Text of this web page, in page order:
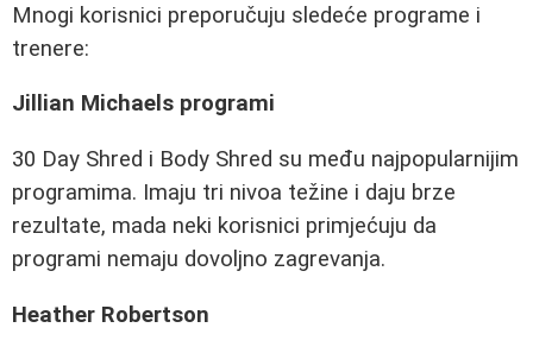
Mnogi korisnici preporučuju sledeće programe i
trenere:
Jillian Michaels programi
30 Day Shred i Body Shred su među najpopularnijim
programima. Imaju tri nivoa težine i daju brze
rezultate, mada neki korisnici primjećuju da
programi nemaju dovoljno zagrevanja.
Heather Robertson